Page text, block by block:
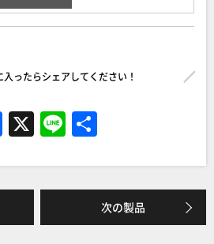
入ったらシェアしてください！
F
a
c
e
b
X Li
n
e
次の製品